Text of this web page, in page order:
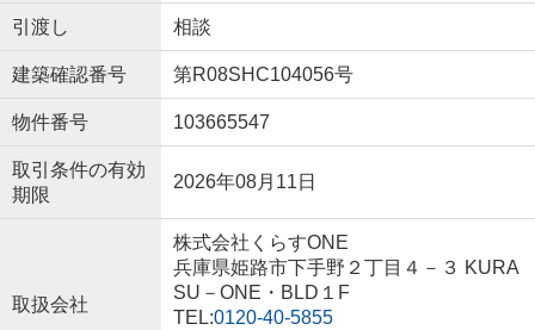
引渡し 相談
建築確認番号 第R08SHC104056号
物件番号 103665547
取引条件の有効
期限
2026年08月11日
取扱会社
株式会社くらすONE
兵庫県姫路市下手野２丁目４－３ KURA
SU－ONE・BLD１F
TEL:0120-40-5855